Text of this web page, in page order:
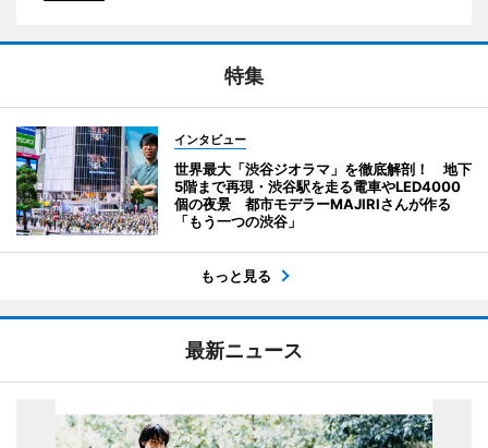
特集
インタビュー
世界最大「渋谷ジオラマ」を徹底解剖！ 地下
5階まで再現・渋谷駅を走る電車やLED4000
個の夜景 都市モデラーMAJIRIさんが作る
「もう一つの渋谷」
もっと見る
最新ニュース